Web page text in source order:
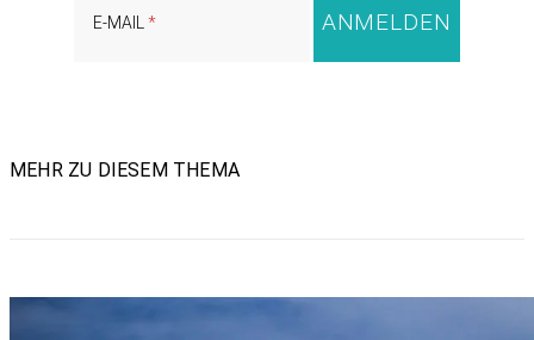
E-MAIL
MEHR ZU DIESEM THEMA